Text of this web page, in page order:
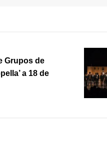
Grupos de
a 18 de